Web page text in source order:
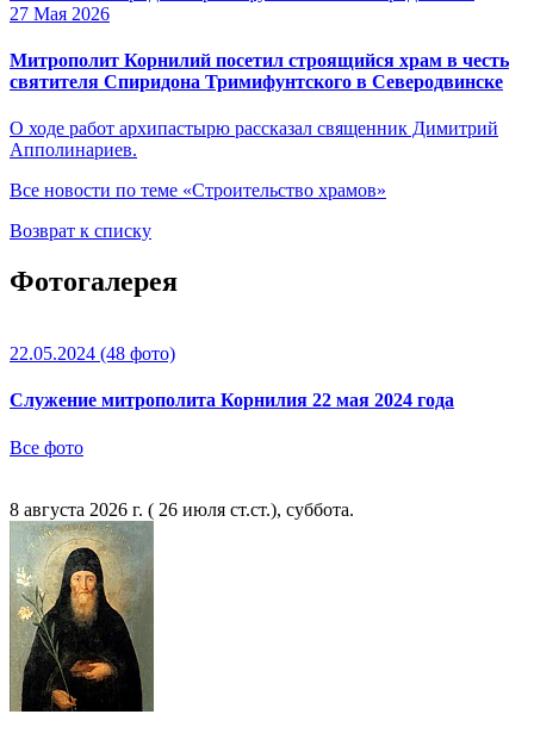
27 Мая 2026
Митрополит Корнилий посетил строящийся храм в честь
святителя Спиридона Тримифунтского в Северодвинске
О ходе работ архипастырю рассказал священник Димитрий
Апполинариев.
Все новости по теме «Строительство храмов»
Возврат к списку
Фотогалерея
22.05.2024 (48 фото)
Служение митрополита Корнилия 22 мая 2024 года
Все фото
8 августа 2026 г. ( 26 июля ст.ст.), суббота.